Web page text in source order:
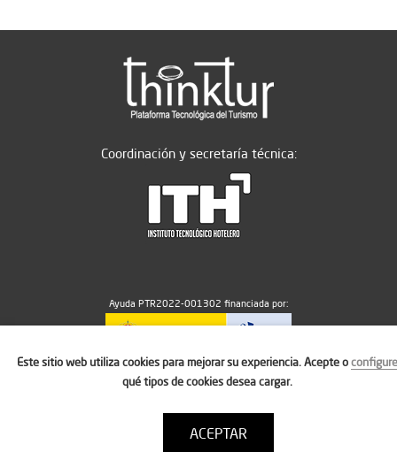
Coordinación y secretaría técnica:
Ayuda PTR2022-001302 financiada por:
MICIU/AEI/10.13039/501100011033
Política de cookies Condiciones de uso
Este sitio web utiliza cookies para mejorar su experiencia. Acepte oconfigure
qué tipos de cookies desea cargar.
ACEPTAR